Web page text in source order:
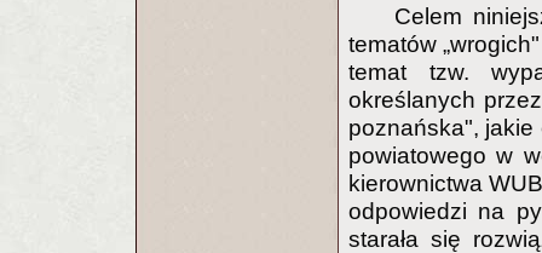
Celem
tematów
temat tzw.
określanych
poznańska", jakie
powiatowego w
kierownictwa
odpowiedzi na
starała się